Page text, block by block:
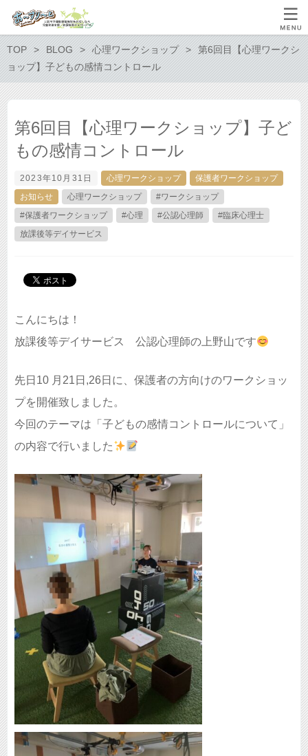
TOP BLOG 心理ワークショップ
第6回目【心理ワークシ
ョップ】子どもの感情コントロール
第6回目【心理ワークショップ】子ど
もの感情コントロール
2023年10月31日 心理ワークショップ
保護者ワークショップ
お知らせ
心理ワークショップ
#ワークショップ
#保護者ワークショップ
#心理 #公認心理師
#臨床心理士
放課後等デイサービス
こんにちは！
放課後等デイサービス 公認心理師の上野山です
先日10 月21日,26日に、保護者の方向けのワークショッ
プを開催致しました。
今回のテーマは「子どもの感情コントロールについて」
の内容で行いました